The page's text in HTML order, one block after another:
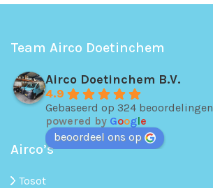
Team Airco Doetinchem
Airco Doetinchem B.V.
4.9
Gebaseerd op 324 beoordelingen
powered by Google
beoordeel ons op
Airco’s
Tosot